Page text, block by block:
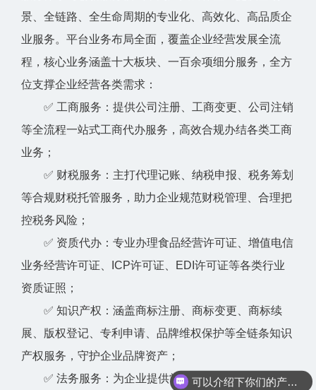
景、全链路、全生命周期的专业化、高效化、高品质企
业服务。平台业务布局全面，覆盖企业经营发展全流
程，核心业务涵盖十大板块、一百余项细分服务，全方
位支撑企业经营各类需求：
✅ 工商服务：提供公司注册、工商变更、公司注销
等全流程一站式工商代办服务，高效合规办结各类工商
业务；
✅ 财税服务：主打代理记账、纳税申报、税务筹划
等合规财税托管服务，助力企业规范财税管理、合理把
控税务风险；
✅ 资质代办：专业办理食品经营许可证、增值电信
业务经营许可证、ICP许可证、EDI许可证等各类行业
资质证照；
✅ 知识产权：涵盖商标注册、商标变更、商标续
展、版权登记、专利申请、品牌维权保护等全链条知识
产权服务，守护企业品牌资产；
✅ 法务服务：为企业提供常态化法务咨询、合规风可以介绍下你们的产品么？